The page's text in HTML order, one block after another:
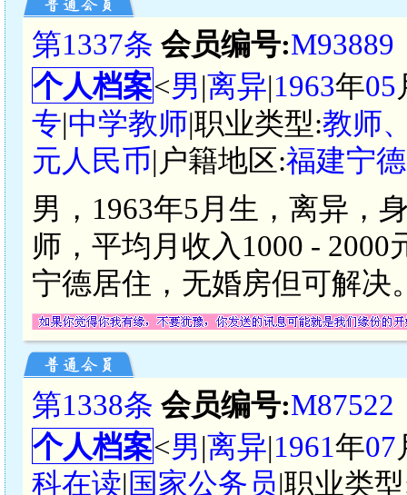
第1337条 会员编号:M93889
个人档案<男|离异|1963年05
专|中学教师|职业类型:教师
元人民币|户籍地区:福建宁德
男，1963年5月生，离异，
师，平均月收入1000 -
宁德居住，无婚房但可解决
第1338条 会员编号:M87522
个人档案<男|离异|1961年07
科在读| 国家公务员|职业类